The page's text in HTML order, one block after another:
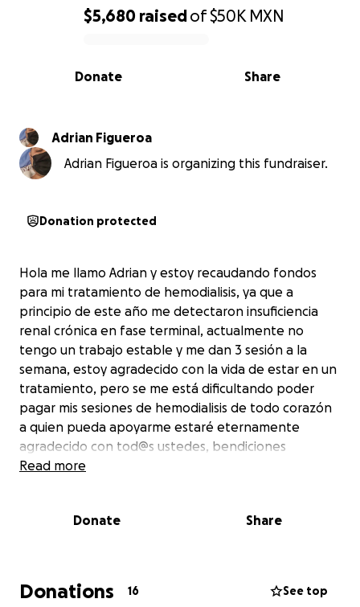
0% complete
$5,680 raisedof$50K MXN
Share
Donate
Adrian Figueroa
Adrian Figueroa is organizing this fundraiser.
Donation protected
Hola me llamo Adrian y estoy recaudando fondos
para mi tratamiento de hemodialisis, ya que a
principio de este año me detectaron insuficiencia
renal crónica en fase terminal, actualmente no
tengo un trabajo estable y me dan 3 sesión a la
semana, estoy agradecido con la vida de estar en un
tratamiento, pero se me está dificultando poder
pagar mis sesiones de hemodialisis de todo corazón
a quien pueda apoyarme estaré eternamente
agradecido con tod@s ustedes, bendiciones
Cada sesión de hemodialisis tiene un costo de 2500
hemodialisis.
Read more
Donate Share
Donations 16 See top